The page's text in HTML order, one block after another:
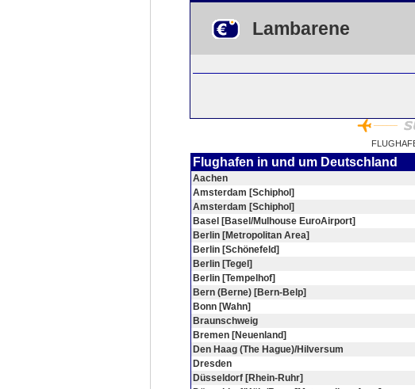
Lambarene
Flughafen in und um Deutschland
Aachen
Amsterdam [Schiphol]
Amsterdam [Schiphol]
Basel [Basel/Mulhouse EuroAirport]
Berlin [Metropolitan Area]
Berlin [Schönefeld]
Berlin [Tegel]
Berlin [Tempelhof]
Bern (Berne) [Bern-Belp]
Bonn [Wahn]
Braunschweig
Bremen [Neuenland]
Den Haag (The Hague)/Hilversum
Dresden
Düsseldorf [Rhein-Ruhr]